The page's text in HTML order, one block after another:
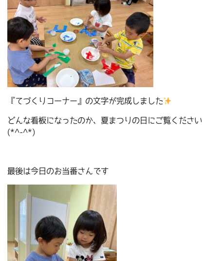
『てづくりコーナー』の文字が完成しました
どんな看板になったのか、夏まつりの日にご覧ください
(*^-^*)
最後は今日のお当番さんです